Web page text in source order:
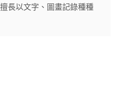
長以文字、圖畫記錄種種